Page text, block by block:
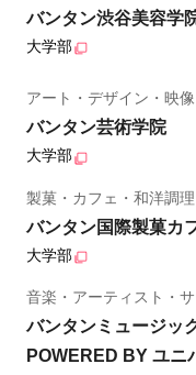
バンタン渋谷美容学
大学部
アート・デザイン・映
バンタン芸術学院
大学部
製菓・カフェ・和洋調理
バンタン国際製菓カ
大学部
音楽・アーティスト・
バンタンミュージッ
POWERED BY ユニ